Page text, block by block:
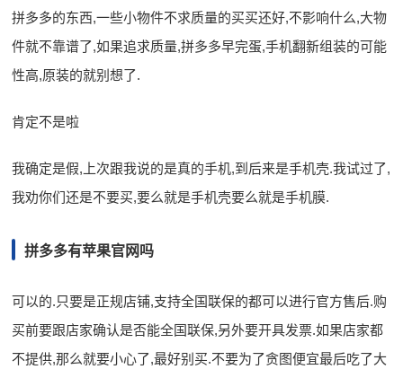
拼多多的东西,一些小物件不求质量的买买还好,不影响什么,大物
件就不靠谱了,如果追求质量,拼多多早完蛋,手机翻新组装的可能
性高,原装的就别想了.
肯定不是啦
我确定是假,上次跟我说的是真的手机,到后来是手机壳.我试过了,
我劝你们还是不要买,要么就是手机壳要么就是手机膜.
拼多多有苹果官网吗
可以的.只要是正规店铺,支持全国联保的都可以进行官方售后.购
买前要跟店家确认是否能全国联保,另外要开具发票.如果店家都
不提供,那么就要小心了,最好别买.不要为了贪图便宜最后吃了大